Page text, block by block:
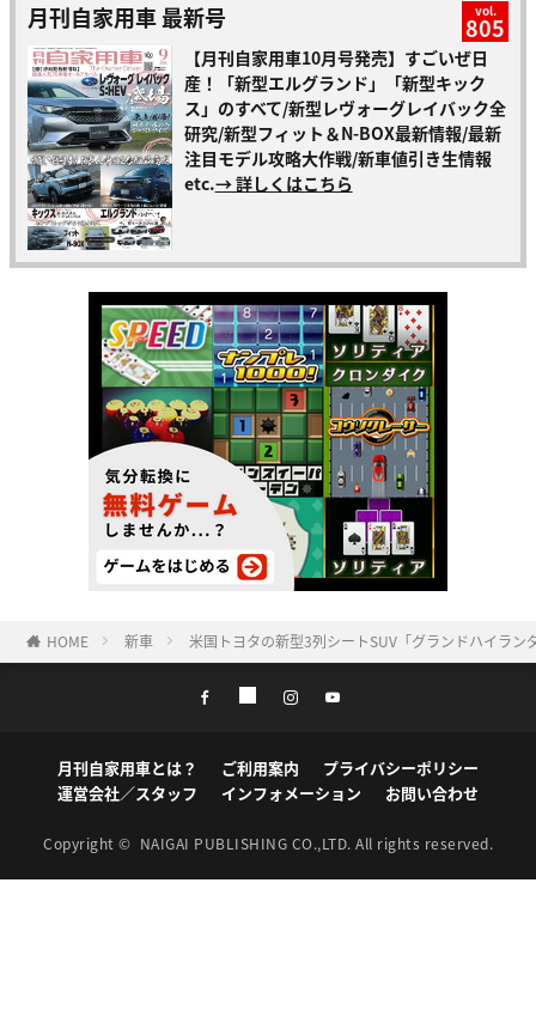
月刊自家用車 最新号 vol.
805
【月刊自家用車10月号発売】すごいぜ日
産！「新型エルグランド」「新型キック
ス」のすべて/新型レヴォーグレイバック全
研究/新型フィット＆N-BOX最新情報/最新
注目モデル攻略大作戦/新車値引き生情報
etc.→ 詳しくはこちら
HOME 新車 米国トヨタの新型3列シートSUV「グランドハイラ
月刊自家用車とは？ ご利用案内
プライバシーポリシー
運営会社／スタッフ
インフォメーション お問い合わせ
Copyright © NAIGAI PUBLISHING CO.,LTD. All rights reserved.